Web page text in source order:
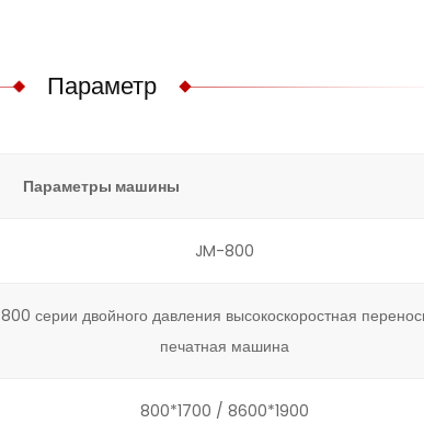
Параметр
Параметры машины
JM-800
800 серии двойного давления высокоскоростная
печатная машина
800*1700 / 8600*1900